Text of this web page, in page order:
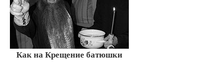
Как на Крещение батюшки